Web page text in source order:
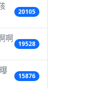
20105
啊
19528
15876